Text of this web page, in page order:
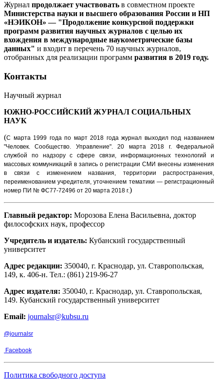
Журнал продолжает участвовать в совместном проекте
Министерства науки и высшего образования России и НП
«НЭИКОН» — "Продолжение конкурсной поддержки
программ развития научных журналов с целью их
вхождения в международные наукометрические базы
данных" и входит в перечень 70 научных журналов,
отобранных для реализации программ развития в 2019 году.
Контакты
Научный журнал
ЮЖНО-РОССИЙСКИЙ ЖУРНАЛ СОЦИАЛЬНЫХ
НАУК
(С марта 1999 года по март 2018 года журнал выходил под названием
"Человек. Сообщество. Управление".20 марта 2018 г. Федеральной
службой по надзору с сфере связи, информационных технологий и
массовых коммуникаций в запись о регистрации СМИ внесены изменения
в связи с изменением названия, территории распространения,
переименованием учредителя, уточнением тематики — регистрационный
номер ПИ № ФС77-72496 от 20 марта 2018 г.)
Главный редактор: Морозова Елена Васильевна, доктор
философских наук, профессор
Учредитель и издатель: Кубанский государственный
университет
Адрес редакции: 350040, г. Краснодар, ул. Ставропольская,
149, к. 406-н. Тел.: (861) 219-96-27
Адрес издателя: 350040, г. Краснодар, ул. Ставропольская,
149. Кубанский государственный университет
Email: journalsr@kubsu.ru
@journalsr
Facebook
Политика свободного доступа